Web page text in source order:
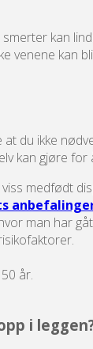
kan
venene kan
du ikke
kan gjøre
medfødt
man har
år.
i